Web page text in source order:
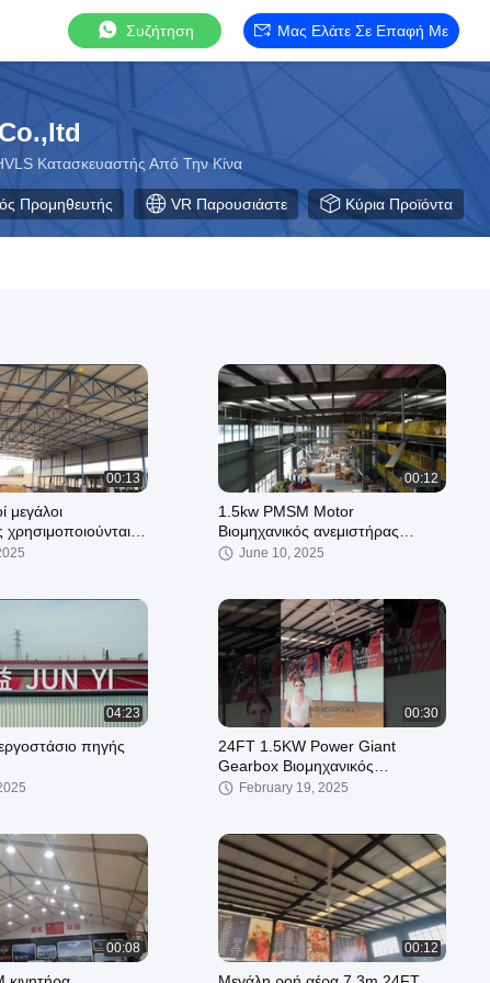
Συζήτηση Μας Ελάτε Σε Επαφή Με
Κατασκευαστής Από Την Κίνα
Προμηθευτής VR Παρουσιάστε Κύρια Προϊόντα
00:13
μεγάλοι
χρησιμοποιούνται
00:12
1.5kw PMSM Motor
Βιομηχανικός ανεμιστήρας
οροφής για εξαερισμό αποθήκης
June 10, 2025
04:23
πηγής
00:30
24FT 1.5KW Power Giant
Gearbox Βιομηχανικός
ανεμιστήρας οροφής HVLS για
February 19, 2025
00:08 00:12